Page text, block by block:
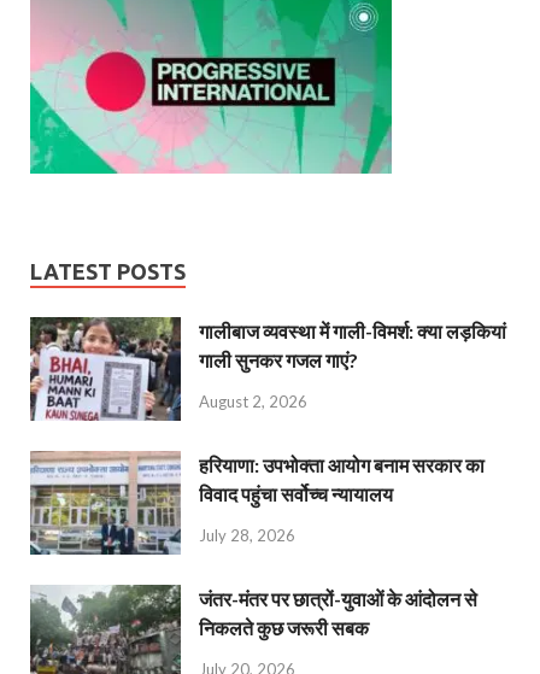
LATEST POSTS
गालीबाज व्‍यवस्‍था में गाली-विमर्श: क्या लड़कियां
गाली सुनकर गजल गाएं?
August 2, 2026
हरियाणा: उपभोक्ता आयोग बनाम सरकार का
विवाद पहुंचा सर्वोच्च न्यायालय
July 28, 2026
जंतर-मंतर पर छात्रों-युवाओं के आंदोलन से
निकलते कुछ जरूरी सबक
July 20, 2026